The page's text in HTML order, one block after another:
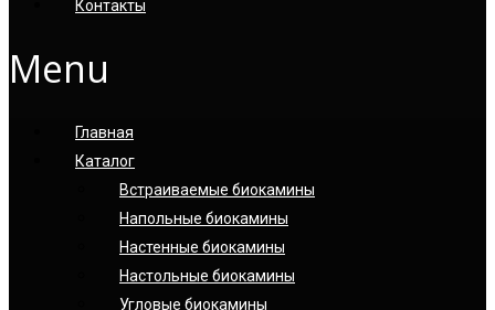
Контакты
Menu
Главная
Каталог
Встраиваемые биокамины
Напольные биокамины
Настенные биокамины
Настoльные биокамины
Угловые биокамины